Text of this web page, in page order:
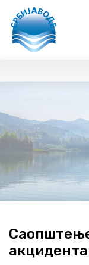
Портрет
Вода без
ВИС
Програми и